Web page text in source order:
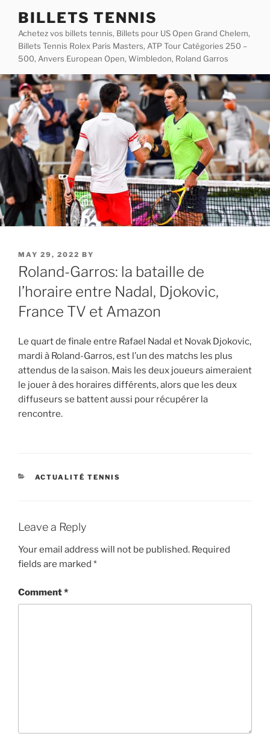
content
BILLETS TENNIS
Achetez vos billets tennis, Billets pour US Open Grand Chelem,
Billets Tennis Rolex Paris Masters, ATP Tour Catégories 250 –
500, Anvers European Open, Wimbledon, Roland Garros
POSTED
ON
MAY 29, 2022 BY
Roland-Garros: la bataille de
l’horaire entre Nadal, Djokovic,
France TV et Amazon
Le quart de finale entre Rafael Nadal et Novak Djokovic,
mardi à Roland-Garros, est l’un des matchs les plus
attendus de la saison. Mais les deux joueurs aimeraient
le jouer à des horaires différents, alors que les deux
diffuseurs se battent aussi pour récupérer la
rencontre.
CATEGORIES
ACTUALITÉ TENNIS
Leave a Reply
Your email address will not be published. Required
fields are marked *
Comment*